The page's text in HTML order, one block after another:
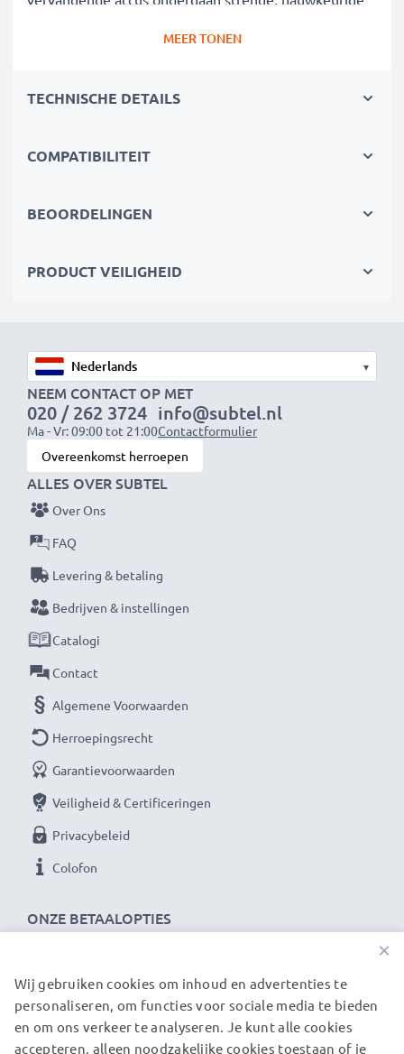
Vervang de batterij, niet je apparaat. Het is de
die je geld bespaart en tegelijkertijd je ecologische
Bestel nu!
MEER TONEN
TECHNISCHE DETAILS
COMPATIBILITEIT
BEOORDELINGEN
PRODUCT VEILIGHEID
▾
NEEM CONTACT OP MET
020 / 262 3724
Ma - Vr: 09:00 tot 21:00
info@subtel.nl
Contactformulier
Overeenkomst herroepen
ONZE BETAALOPTIES
ALLES OVER SUBTEL
Over Ons
FAQ
Levering & betaling
Bedrijven & instellingen
Catalogi
Contact
Algemene Voorwaarden
Herroepingsrecht
Garantievoorwaarden
Veiligheid & Certificeringen
Privacybeleid
Colofon
ONZE VERZENDPARTNERS
×
Wij gebruiken cookies om inhoud en advertenties te
personaliseren, om functies voor sociale media te bieden
en om ons verkeer te analyseren. Je kunt alle cookies
accepteren, alleen noodzakelijke cookies toestaan of je